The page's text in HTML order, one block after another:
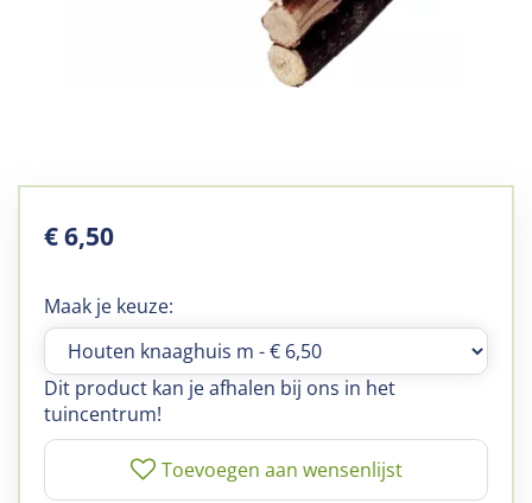
€6,50
Maak je keuze:
Dit product kan je afhalen bij ons in het
tuincentrum!